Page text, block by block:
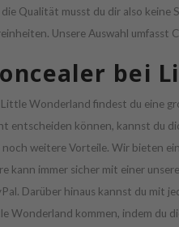
die Qualität musst du dir also keine
Unsere Auswahl umfasst
bei
Little Wonderland findest du eine
entscheiden können, kannst du
weitere Vorteile. Wir bieten
kann immer sicher mit einer
Darüber hinaus kannst du mit
Wonderland kommen, indem du